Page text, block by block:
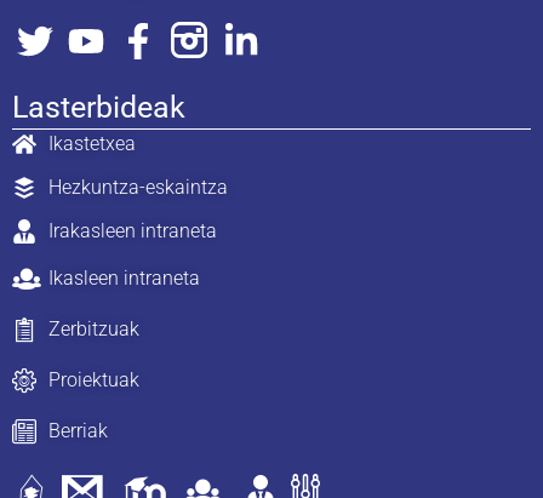
Lasterbideak
Ikastetxea
Hezkuntza-eskaintza
Irakasleen intraneta
Ikasleen intraneta
Zerbitzuak
Proiektuak
Berriak